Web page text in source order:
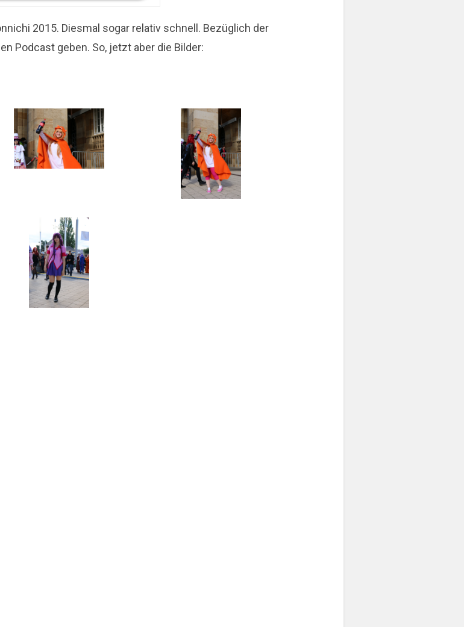
2015. Diesmal sogar relativ schnell. Bezüglich der
Podcast geben. So, jetzt aber die Bilder: